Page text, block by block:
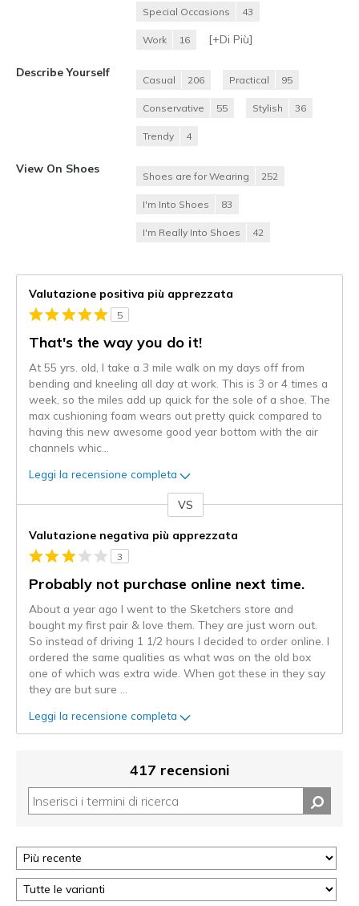
Special Occasions 43
Work 16 [+Di Più]
Describe Yourself
Casual 206 Practical 95
Conservative 55 Stylish 36
Trendy 4
View On Shoes
Shoes are for Wearing 252
I'm Into Shoes 83
I'm Really Into Shoes 42
Valutazione positiva più apprezzata
5
That's the way you do it!
At 55 yrs. old, I take a 3 mile walk on my days off from
bending and kneeling all day at work. This is 3 or 4 times a
week, so the miles add up quick for the sole of a shoe. The
max cushioning foam wears out pretty quick compared to
having this new awesome good year bottom with the air
channels whic
Leggi la recensione completa
VS
Valutazione negativa più apprezzata
3
Probably not purchase online next time.
About a year ago I went to the Sketchers store and
bought my first pair & love them. They are just worn out.
So instead of driving 1 1/2 hours I decided to order online. I
ordered the same qualities as what was on the old box
one of which was extra wide. When got these in they say
they are but sure
Leggi la recensione completa
417 recensioni